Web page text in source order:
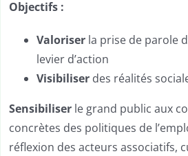
Objectifs :
Valoriser la prise de parole
levier d’action
Visibiliserdes réalités
Sensibiliserle grand public aux
concrètes des politiques de
réflexion des acteurs associatifs,